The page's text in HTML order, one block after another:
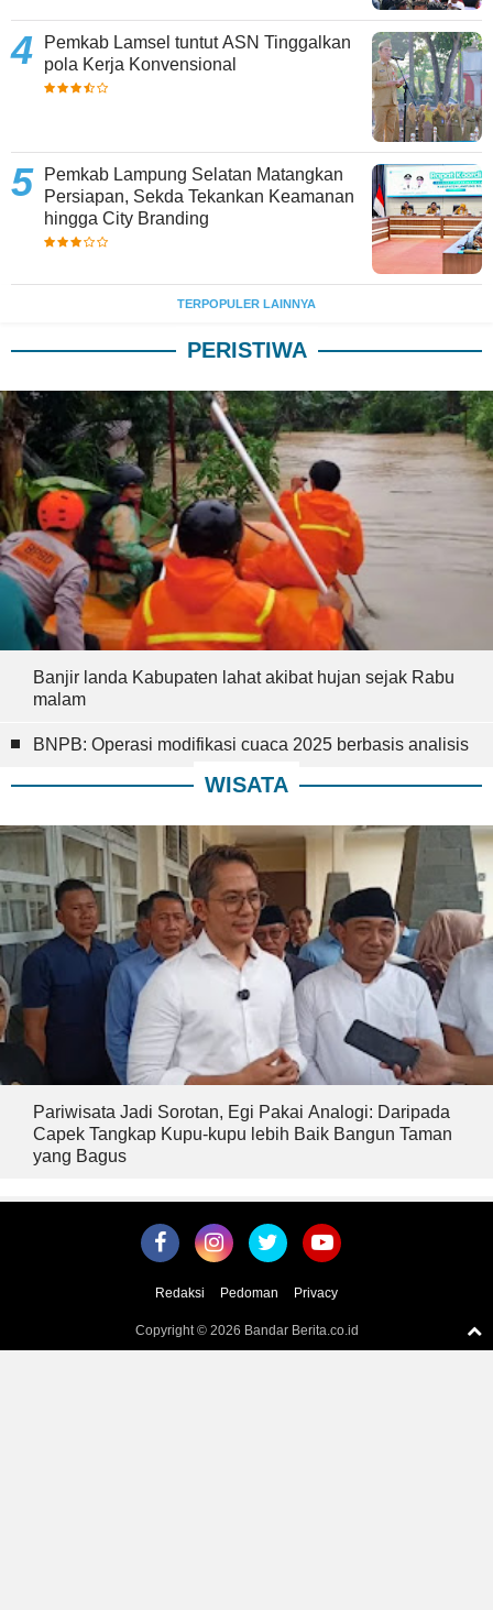
Pemkab Lamsel tuntut ASN Tinggalkan
pola Kerja Konvensional
Pemkab Lampung Selatan Matangkan
Persiapan, Sekda Tekankan Keamanan
hingga City Branding
TERPOPULER LAINNYA
PERISTIWA
Banjir landa Kabupaten lahat akibat hujan sejak Rabu
malam
BNPB: Operasi modifikasi cuaca 2025 berbasis analisis
WISATA
Pariwisata Jadi Sorotan, Egi Pakai Analogi: Daripada
Capek Tangkap Kupu-kupu lebih Baik Bangun Taman
yang Bagus
Redaksi Pedoman Privacy
Copyright © 2026 Bandar Berita.co.id